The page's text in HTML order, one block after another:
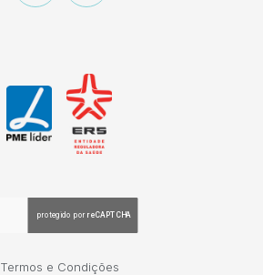
Termos e Condições